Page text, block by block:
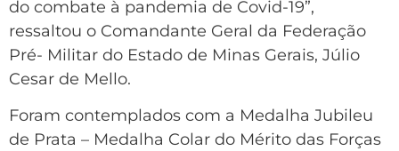
do combate à pandemia de Covid-19”,
ressaltou o Comandante Geral da Federação
Pré- Militar do Estado de Minas Gerais, Júlio
Cesar de Mello.
Foram contemplados com a Medalha Jubileu
de Prata – Medalha Colar do Mérito das Forças